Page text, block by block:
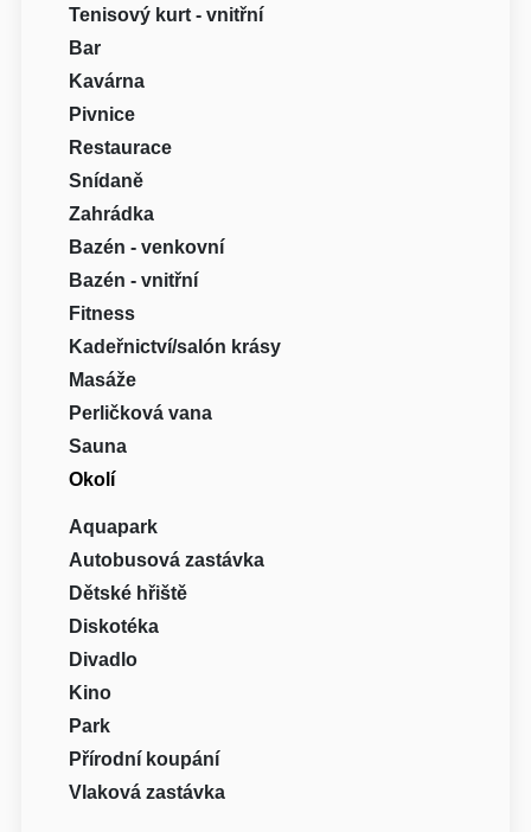
Tenisový kurt - vnitřní
Bar
Kavárna
Pivnice
Restaurace
Snídaně
Zahrádka
Bazén - venkovní
Bazén - vnitřní
Fitness
Kadeřnictví/salón krásy
Masáže
Perličková vana
Sauna
Okolí
Aquapark
Autobusová zastávka
Dětské hřiště
Diskotéka
Divadlo
Kino
Park
Přírodní koupání
Vlaková zastávka